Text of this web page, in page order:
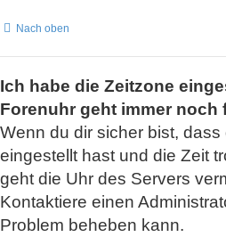
Nach oben
Ich habe die Zeitzone
Forenuhr geht immer noch
Wenn du dir sicher bist,
eingestellt hast und die Zeit
geht die Uhr des Servers
Kontaktiere einen
Problem beheben kann.